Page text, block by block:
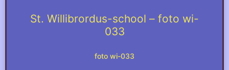
St. Willibrordus-school – foto wi-
033
foto wi-033